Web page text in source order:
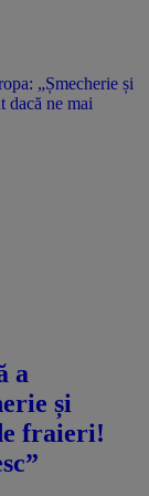
„Șmecherie și
dacă ne mai
a
și
fraieri!